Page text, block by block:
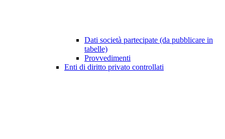
Dati società partecipate (da pubblicare in
tabelle)
Provvedimenti
Enti di diritto privato controllati